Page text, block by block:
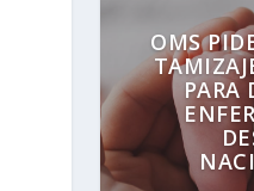
OMS
PARA